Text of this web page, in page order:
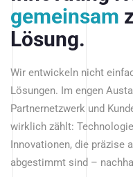
gemeinsam
Lösung.
Wir entwickeln nicht
Lösungen. Im engen
Partnernetzwerk und
wirklich zählt:
Innovationen, die präzise
abgestimmt sind –